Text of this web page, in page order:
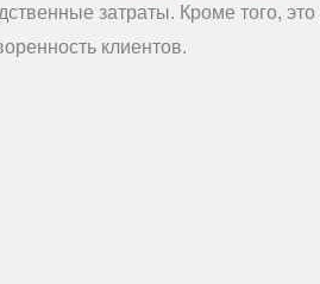
затраты. Кроме того,
клиентов.